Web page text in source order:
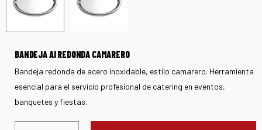
BANDEJA AI REDONDA CAMARERO
Bandeja redonda de acero inoxidable, estilo camarero. Herramienta
esencial para el servicio profesional de catering en eventos,
banquetes y fiestas.